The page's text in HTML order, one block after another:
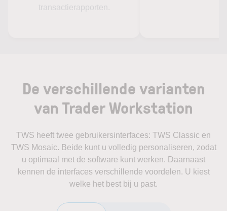
transactierapporten.
De verschillende varianten
van Trader Workstation
TWS heeft twee gebruikersinterfaces: TWS Classic en
TWS Mosaic. Beide kunt u volledig personaliseren, zodat
u optimaal met de software kunt werken. Daarnaast
kennen de interfaces verschillende voordelen. U kiest
welke het best bij u past.